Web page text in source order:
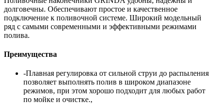
долговечны. Обеспечивают простое и качественное
подключение к поливочной системе. Широкий модельный
ряд с самыми современными и эффективными режимами
полива.
Преимущества
-Плавная регулировка от сильной струи до распыления
позволяет выполнять полив в широком диапазоне
режимов, при этом хорошо подходит для любых работ
по мойке и очистке.,